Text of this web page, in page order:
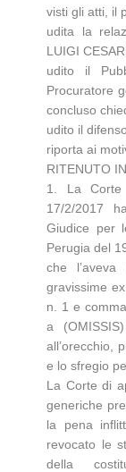
visti gli atti, il
udita la
LUIGI
udito il
Procuratore
concluso
udito il
riporta ai
RITENUTO
1. La Corte
17/2/2017
Giudice per
Perugia del
che
gravissime
n. 1 e
a
all’orecchio,
e lo sfregio
La Corte di
generiche
la pena
revocato le
della